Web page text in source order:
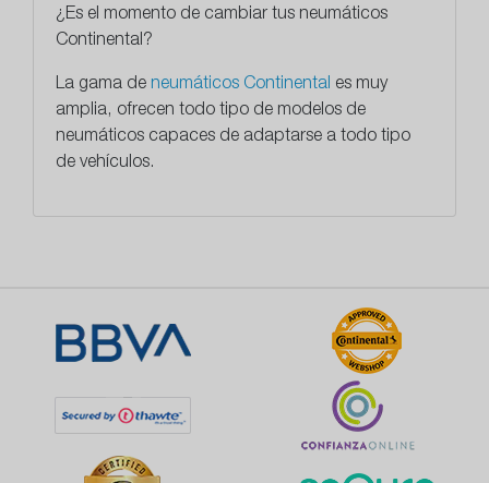
¿Es el momento de cambiar tus neumáticos
Continental?
La gama de neumáticos Continental es muy
amplia, ofrecen todo tipo de modelos de
neumáticos capaces de adaptarse a todo tipo
de vehículos.